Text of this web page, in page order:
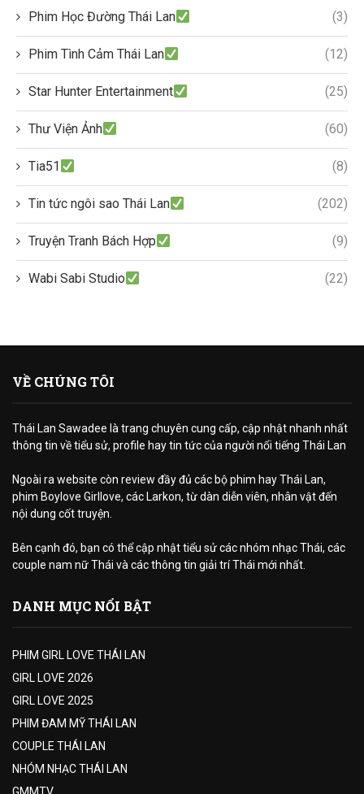
Phim Học Đường Thái Lan (3)
Phim Tình Cảm Thái Lan (12)
Star Hunter Entertainment (25)
Thư Viện Ảnh (60)
Tia51 (8)
Tin tức ngôi sao Thái Lan (202)
Truyện Tranh Bách Hợp (9)
Wabi Sabi Studio (22)
VỀ CHÚNG TÔI
Thái Lan Sawadee là trang chuyên cung cấp, cập nhật nhanh nhất
thông tin về tiểu sử, profile hay tin tức của người nổi tiếng Thái Lan
Ngoài ra website còn review đầy đủ các bộ phim hay Thái Lan,
phim Boylove Girllove, các Larkon, từ dàn diễn viên, nhân vật đến
nội dung cốt truyện.
Bên cạnh đó, bạn có thể cập nhật tiểu sử các nhóm nhạc Thái, các
couple nam nữ Thái và các thông tin giải trí Thái mới nhất.
DANH MỤC NỔI BẬT
PHIM GIRL LOVE THÁI LAN
GIRL LOVE 2026
GIRL LOVE 2025
PHIM ĐAM MỸ THÁI LAN
COUPLE THÁI LAN
NHÓM NHẠC THÁI LAN